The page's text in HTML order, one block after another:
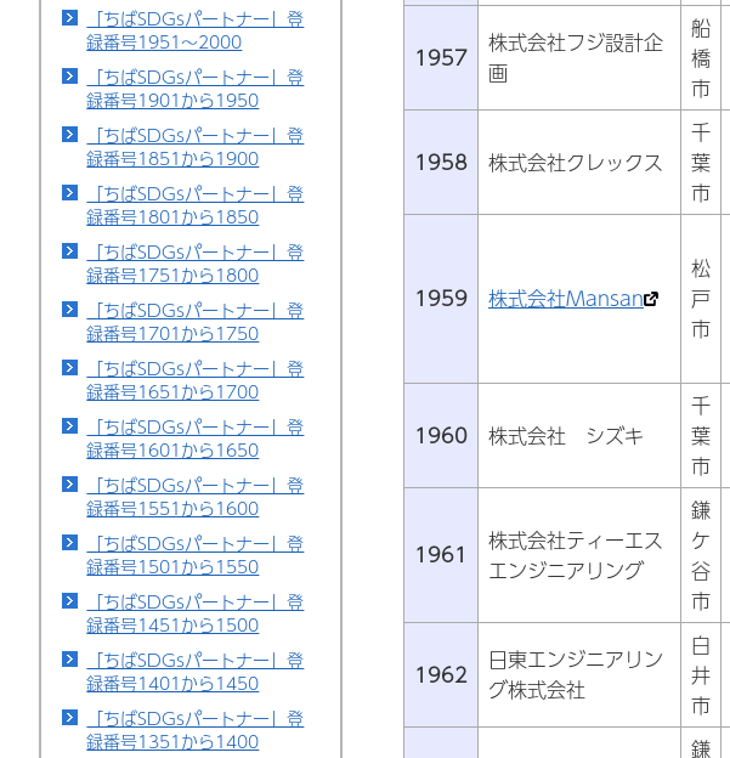
「ちばSDGsパートナー」登
録番号1951～2000
「ちばSDGsパートナー」登
録番号1901から1950
「ちばSDGsパートナー」登
録番号1851から1900
「ちばSDGsパートナー」登
録番号1801から1850
「ちばSDGsパートナー」登
録番号1751から1800
「ちばSDGsパートナー」登
録番号1701から1750
「ちばSDGsパートナー」登
録番号1651から1700
「ちばSDGsパートナー」登
録番号1601から1650
「ちばSDGsパートナー」登
録番号1551から1600
「ちばSDGsパートナー」登
録番号1501から1550
「ちばSDGsパートナー」登
録番号1451から1500
「ちばSDGsパートナー」登
録番号1401から1450
「ちばSDGsパートナー」登
録番号1351から1400
1957
株式会社フジ設計企
画
船
橋
市
1958 株式会社クレックス
千
葉
市
1959 株式会社Mansan
松
戸
市
1960 株式会社 シズキ
千
葉
市
1961
株式会社ティーエス
エンジニアリング
鎌
ケ
谷
市
1962
日東エンジニアリン
グ株式会社
白
井
市
鎌